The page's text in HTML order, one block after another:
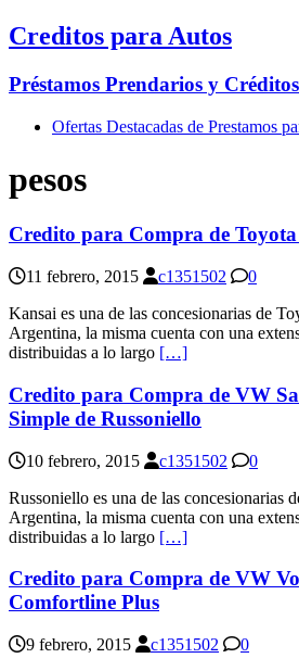
Creditos para Autos
Préstamos Prendarios y
Ofertas Destacadas de Prestamos
pesos
Credito para Compra de
11 febrero, 2015 c1351502
0
Kansai es una de las concesionarias de
Argentina, la misma cuenta con una
distribuidas a lo largo […]
Credito para Compra de VW
Simple de Russoniello
10 febrero, 2015 c1351502
0
Russoniello es una de las concesionarias
Argentina, la misma cuenta con una
distribuidas a lo largo […]
Credito para Compra de VW
Comfortline Plus
9 febrero, 2015 c1351502
0